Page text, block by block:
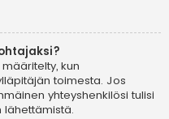
kun
toimesta. Jos
yhteyshenkilösi tulisi
lähettämistä.